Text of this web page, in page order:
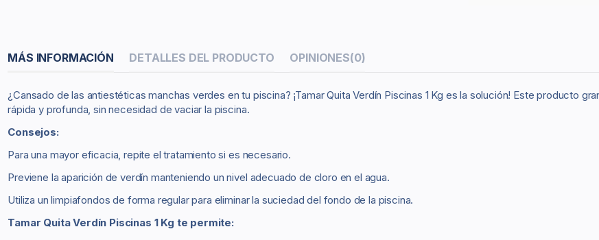
MÁS INFORMACIÓN DETALLES DEL PRODUCTO OPINIONES(0)
¿Cansado de las antiestéticas manchas verdes en tu piscina? ¡Tamar Quita Verdín Piscinas 1 Kg es la solución! Este producto
rápida y profunda, sin necesidad de vaciar la piscina.
Consejos:
Para una mayor eficacia, repite el tratamiento si es necesario.
Previene la aparición de verdín manteniendo un nivel adecuado de cloro en el agua.
Utiliza un limpiafondos de forma regular para eliminar la suciedad del fondo de la piscina.
Tamar Quita Verdín Piscinas 1 Kg te permite: